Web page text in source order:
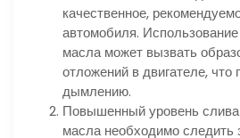
качественное,
автомобиля. Использование
масла может вызвать
отложений в двигателе, что
дымлению.
Повышенный уровень
масла необходимо следить